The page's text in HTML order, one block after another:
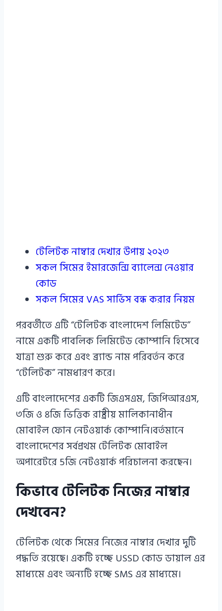
টেলিটক নাম্বার দেখার উপায় ২০২৩
সকল সিমের ইমারজেন্সি ব্যালেন্স নেওয়ার
কোড
সকল সিমের VAS সার্ভিস বন্ধ করার নিয়ম
পরবর্তীতে এটি “টেলিটক বাংলাদেশ লিমিটেড”
নামে একটি পাবলিক লিমিটেড কোম্পানি হিসেবে
যাত্রা শুরু করে এবং ব্র্যান্ড নাম পরিবর্তন করে
“টেলিটক” নামধারণ করে।
এটি বাংলাদেশের একটি জিএসএম, জিপিআরএস,
৩জি ও ৪জি ভিত্তিক রাষ্ট্রীয় মালিকানাধীন
মোবাইল ফোন নেটওয়ার্ক কোম্পানি।বর্তমানে
বাংলাদেশের সর্বপ্রথম টেলিটক মোবাইল
অপারেটরে 5জি নেটওয়ার্ক পরিচালনা করছেন।
কিভাবে টেলিটক নিজের নাম্বার
দেখবেন?
টেলিটক থেকে সিমের নিজের নাম্বার দেখার দুটি
পদ্ধতি রয়েছে। একটি হচ্ছে USSD কোড ডায়াল এর
মাধ্যমে এবং অন্যটি হচ্ছে SMS এর মাধ্যমে।